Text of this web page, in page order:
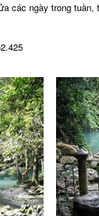
các ngày trong tuần,